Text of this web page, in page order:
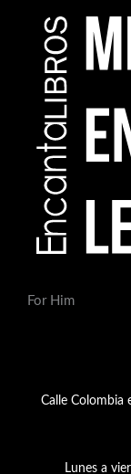
For Him
Calle Colombia
Lunes a